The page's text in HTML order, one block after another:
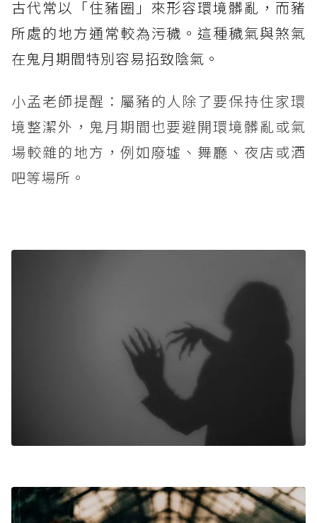
古代常以「住豬圈」來形容環境髒亂，而豬
所處的地方通常較為污穢。這種穢氣與煞氣
在鬼月期間特別容易招致陰氣。
小孟老師提醒：屬豬的人除了要保持住家環
境整潔外，鬼月期間也要避開環境髒亂或氣
場較雜的地方，例如廢墟、舞廳、夜店或酒
吧等場所。